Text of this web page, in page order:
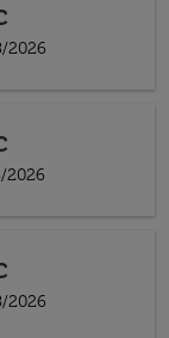
2026
2026
2026